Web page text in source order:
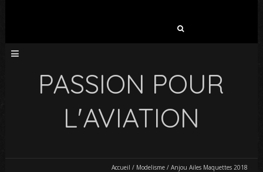
PASSION POUR
L'AVIATION
Accueil / Modelisme/ Anjou Ailes Maquettes 2018